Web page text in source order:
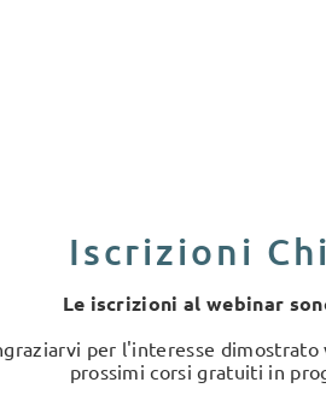
Iscrizioni
Le iscrizioni al webinar
per l'interesse dimostrato
prossimi corsi gratuiti in